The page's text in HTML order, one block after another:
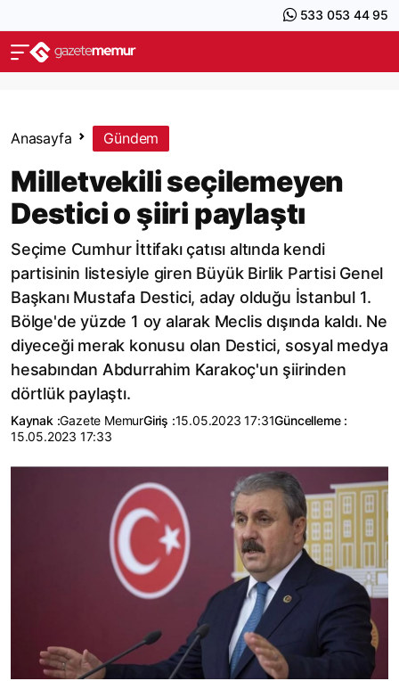
533 053 44 95
Anasayfa Gündem
Milletvekili seçilemeyen
Destici o şiiri paylaştı
Seçime Cumhur İttifakı çatısı altında kendi
partisinin listesiyle giren Büyük Birlik Partisi Genel
Başkanı Mustafa Destici, aday olduğu İstanbul 1.
Bölge'de yüzde 1 oy alarak Meclis dışında kaldı. Ne
diyeceği merak konusu olan Destici, sosyal medya
hesabından Abdurrahim Karakoç'un şiirinden
dörtlük paylaştı.
Kaynak :Gazete MemurGiriş :15.05.2023 17:31Güncelleme :
15.05.2023 17:33